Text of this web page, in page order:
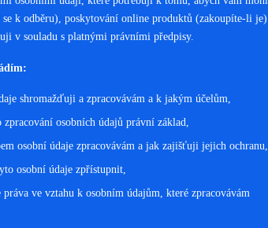
k odběru), poskytování online produktů (zakoupíte-li
v souladu s platnými právními předpisy.
shromažďuji a zpracovávám a k jakým účelům,
osobních údajů právní základ,
osobní údaje zpracovávám a jak zajišťuji jejich ochranu,
osobní údaje zpřístupnit,
práva ve vztahu k osobním údajům, které zpracovávám